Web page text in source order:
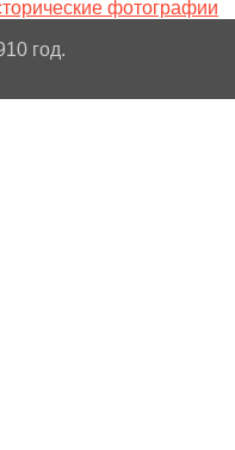
год.